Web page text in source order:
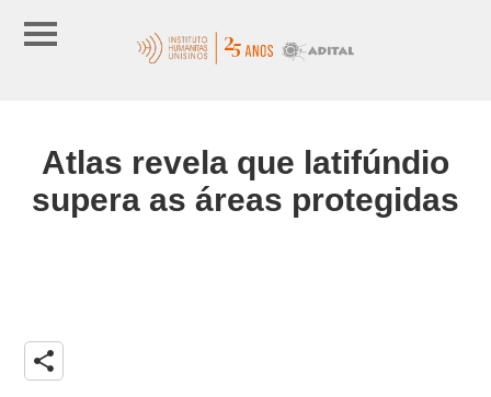
Atlas revela que latifúndio
supera as áreas protegidas
share